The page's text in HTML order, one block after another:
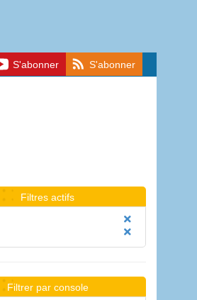
S'abonner S'abonner
Filtres actifs
Filtrer par console